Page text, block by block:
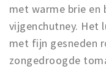
met warme brie en
vijgenchutney. Het
met fijn gesneden
zongedroogde